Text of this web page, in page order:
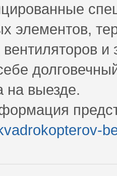
элементов,
вентиляторов
на выезде.